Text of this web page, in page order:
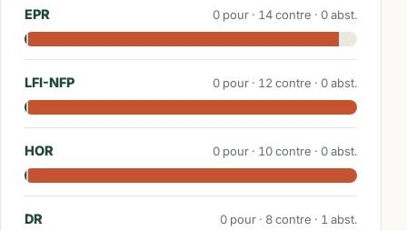
EPR 0 pour · 14contre · 0abst.
LFI-NFP 0 pour · 12 contre · 0abst.
HOR 0 pour · 10contre · 0abst.
DR 0 pour · 8contre · 1 abst.